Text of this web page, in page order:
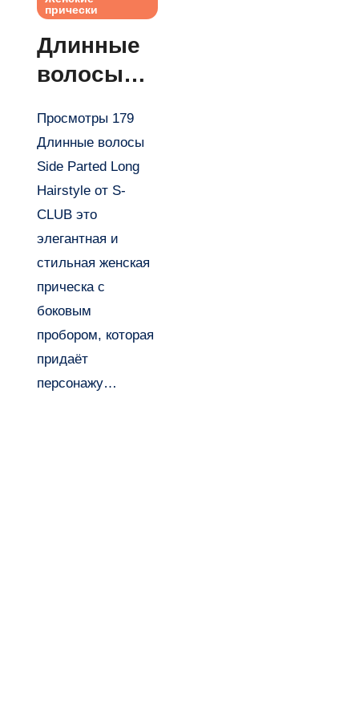
прически
Длинные
волосы
parted
long
hairstyle
от S-CLUB
Просмотры 179
Длинные волосы
Side Parted Long
Hairstyle от S-
CLUB это
элегантная и
стильная женская
прическа с
боковым
пробором, которая
придаёт
персонажу…